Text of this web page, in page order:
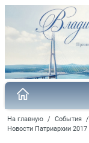
На главную / События /
Новости Патриархии 2017